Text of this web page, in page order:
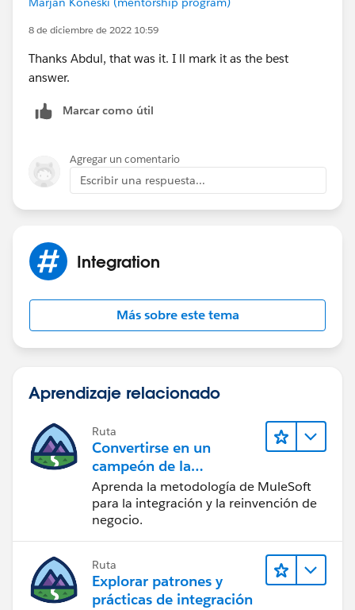
String requestEndPoint = 'https://
        Http http=new Http();
        request.setMethod('GET');
HttpResponse
        if(response.getStatusCode()==200){
        }else {
ApexPages.Message myMsg=new
            ApexPages.addMessage(myMsg);
    }
}
Please don't hesitate to mark this best answer.
8 de diciembre de 2022 10:59
Thanks Abdul, that was it. I ll mark it as the best
answer.
Marcar como útil
Agregar un comentario
Escribir una respuesta...
Integration
Más sobre este tema
Aprendizaje relacionado
Ruta
Convertirse en un
campeón de la
integración
Aprenda la metodología de MuleSoft
para la integración y la reinvención de
negocio.
Ruta
Explorar patrones y
prácticas de integración